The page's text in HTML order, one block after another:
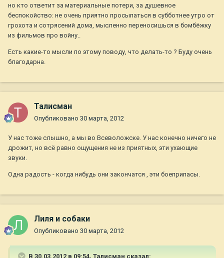
но кто ответит за материальные потери, за душевное
беспокойство: не очень приятно просыпаться в субботнее утро от
грохота и сотрясений дома, мысленно переносишься в бомбёжку
из фильмов про войну..
Есть какие-то мысли по этому поводу, что делать-то ? Буду очень
благодарна.
Талисман
Опубликовано 30 марта, 2012
У нас тоже слышно, а мы во Всеволожске. У нас конечно ничего не
дрожит, но всё равно ощущения не из приятных, эти ухающие
звуки.
Одна радость - когда нибудь они закончатся , эти боеприпасы.
Лиля и собаки
Опубликовано 30 марта, 2012
В 30.03.2012 в 09:54, Талисман сказал: